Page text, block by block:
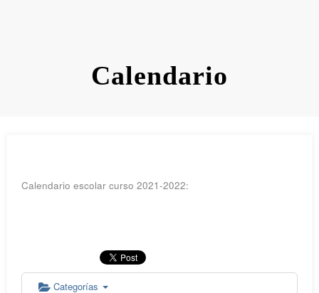
Calendario
Calendario escolar curso 2021-2022:
Categorías